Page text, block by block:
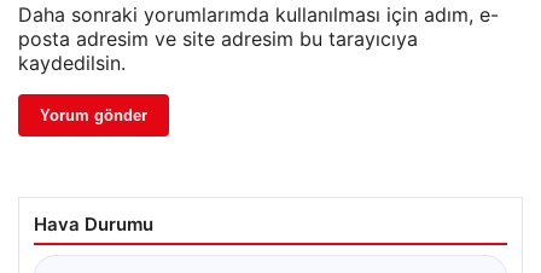
Daha sonraki yorumlarımda kullanılması için adım, e-
posta adresim ve site adresim bu tarayıcıya
kaydedilsin.
Hava Durumu